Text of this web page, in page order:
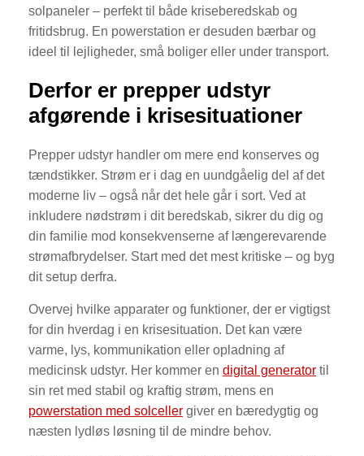
solpaneler – perfekt til både kriseberedskab og
fritidsbrug. En powerstation er desuden bærbar og
ideel til lejligheder, små boliger eller under transport.
Derfor er prepper udstyr
afgørende i krisesituationer
Prepper udstyr handler om mere end konserves og
tændstikker. Strøm er i dag en uundgåelig del af det
moderne liv – også når det hele går i sort. Ved at
inkludere nødstrøm i dit beredskab, sikrer du dig og
din familie mod konsekvenserne af længerevarende
strømafbrydelser. Start med det mest kritiske – og byg
dit setup derfra.
Overvej hvilke apparater og funktioner, der er vigtigst
for din hverdag i en krisesituation. Det kan være
varme, lys, kommunikation eller opladning af
medicinsk udstyr. Her kommer en digital generator til
sin ret med stabil og kraftig strøm, mens en
powerstation med solceller giver en bæredygtig og
næsten lydløs løsning til de mindre behov.